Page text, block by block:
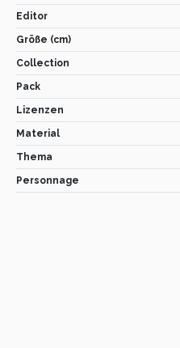
Editor
Größe (cm)
Collection
Pack
Lizenzen
Material
Thema
Personnage